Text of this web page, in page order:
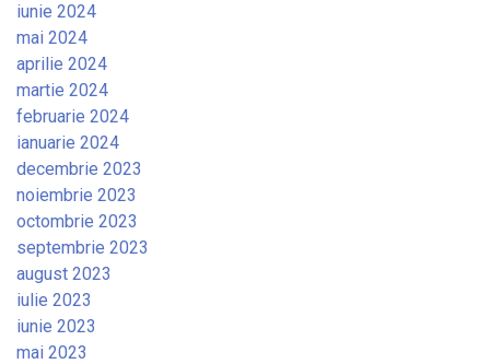
iunie 2024
mai 2024
aprilie 2024
martie 2024
februarie 2024
ianuarie 2024
decembrie 2023
noiembrie 2023
octombrie 2023
septembrie 2023
august 2023
iulie 2023
iunie 2023
mai 2023